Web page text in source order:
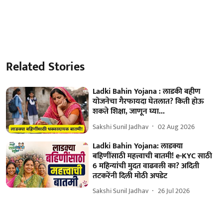
Related Stories
Ladki Bahin Yojana : लाडकी बहीण
योजनेचा गैरफायदा घेतलात? किती होऊ
शकते शिक्षा, जाणून घ्या...
Sakshi Sunil Jadhav 02 Aug 2026
Ladki Bahin Yojana: लाडक्या
बहि‍णींसाठी महत्त्वाची बातमी! e-KYC साठी
6 महिन्यांची मुदत वाढवली का? अदिती
तटकरेंनी दिली मोठी अपडेट
Sakshi Sunil Jadhav 26 Jul 2026